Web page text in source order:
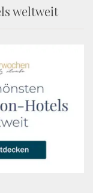
weltweit